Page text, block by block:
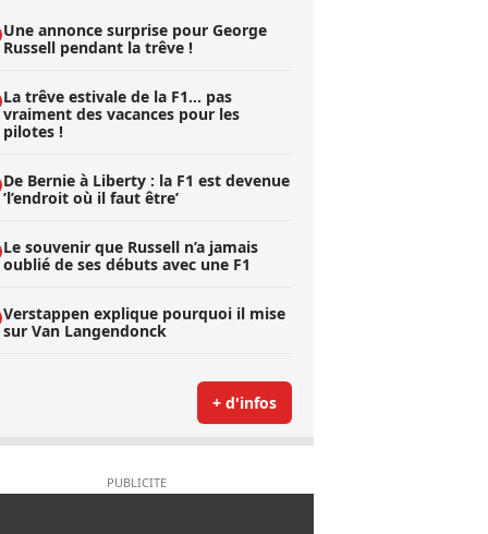
Une annonce surprise pour George
Russell pendant la trêve !
La trêve estivale de la F1... pas
vraiment des vacances pour les
pilotes !
De Bernie à Liberty : la F1 est devenue
’l’endroit où il faut être’
Le souvenir que Russell n’a jamais
oublié de ses débuts avec une F1
Verstappen explique pourquoi il mise
sur Van Langendonck
+ d'infos